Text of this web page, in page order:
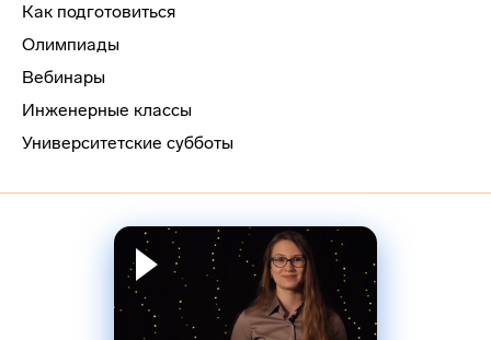
Как подготовиться
Олимпиады
Вебинары
Инженерные классы
Университетские субботы